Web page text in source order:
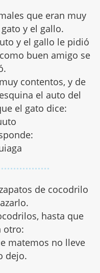
que eran muy
y el gallo.
y el gallo le pidió
buen amigo se
contentos, y de
el auto del
el gato dice:
de cocodrilo
hasta que
otro:
matemos no lleve
dejo.